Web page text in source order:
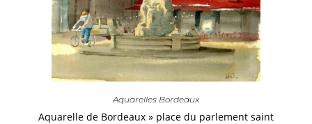
Aquarelles Bordeaux
Aquarelle de Bordeaux » place du parlement saint